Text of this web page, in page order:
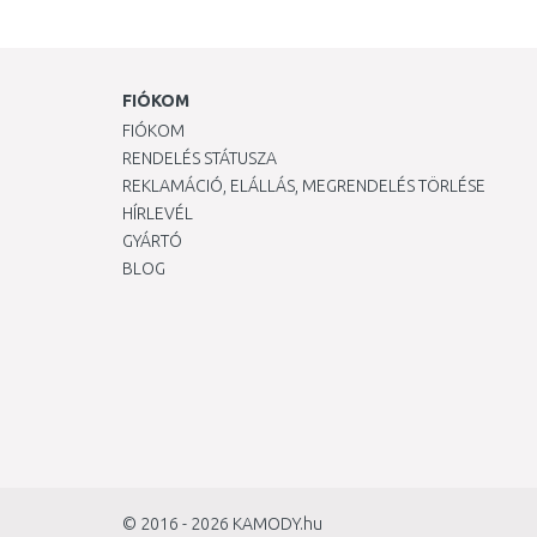
3700
4200
500
6300
FIÓKOM
FIÓKOM
RENDELÉS STÁTUSZA
REKLAMÁCIÓ, ELÁLLÁS, MEGRENDELÉS TÖRLÉSE
HÍRLEVÉL
GYÁRTÓ
BLOG
© 2016 - 2026 KAMODY.hu